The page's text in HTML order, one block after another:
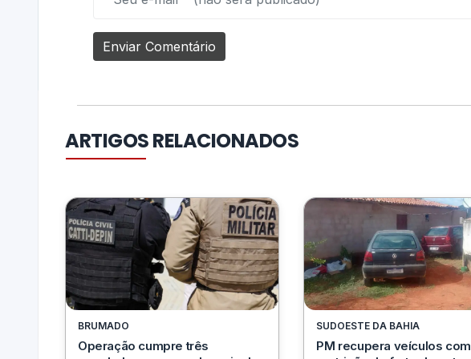
ARTIGOS RELACIONADOS
BRUMADO
Operação cumpre três
SUDOESTE DA BAHIA
PM recupera veículos com